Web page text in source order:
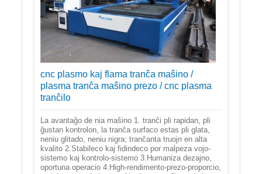
cnc plasmo kaj flama tranĉa maŝino /
plasma tranĉa maŝino prezo / cnc plasma
tranĉilo
La avantaĝo de nia maŝino 1. tranĉi pli rapidan, pli
ĝustan kontrolon, la tranĉa surfaco estas pli glata,
neniu glitado, neniu nigra; tranĉanta truojn en alta
kvalito 2.Stabileco kaj fidindeco por malpeza vojo-
sistemo kaj kontrolo-sistemo 3.Humaniza dezajno,
oportuna operacio 4.High-rendimento-prezo-proporcio,